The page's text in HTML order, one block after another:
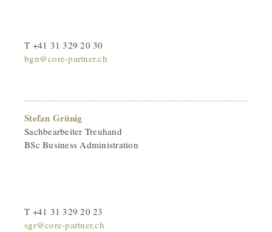
T +41 31 329 20 30
bgn@core-partner.ch
Stefan Grünig
Sachbearbeiter Treuhand
BSc Business Administration
T +41 31 329 20 23
sgr@core-partner.ch